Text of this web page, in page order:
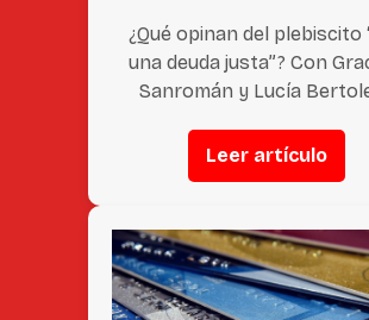
¿Qué opinan del plebiscito
una deuda justa”? Con
Sanromán y Lucía
Leer artículo